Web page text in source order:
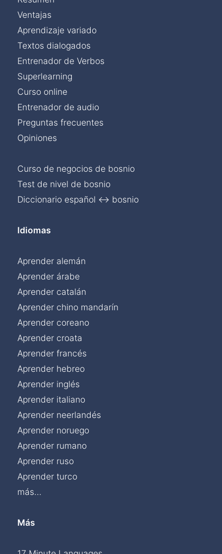
Ventajas
Aprendizaje variado
Textos dialogados
Entrenador de Verbos
Superlearning
Curso online
Entrenador de audio
Preguntas frecuentes
Opiniones
Curso de negocios de bosnio
Test de nivel de bosnio
Diccionario español ↔ bosnio
Idiomas
Aprender alemán
Aprender árabe
Aprender catalán
Aprender chino mandarín
Aprender coreano
Aprender croata
Aprender francés
Aprender hebreo
Aprender inglés
Aprender italiano
Aprender neerlandés
Aprender noruego
Aprender rumano
Aprender ruso
Aprender turco
más...
Más